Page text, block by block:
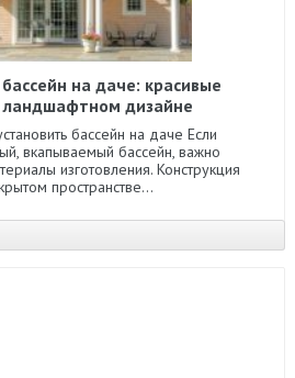
на даче: красивые
ландшафтном дизайне
бассейн на даче Если
вкапываемый бассейн, важно
изготовления. Конструкция
пространстве...